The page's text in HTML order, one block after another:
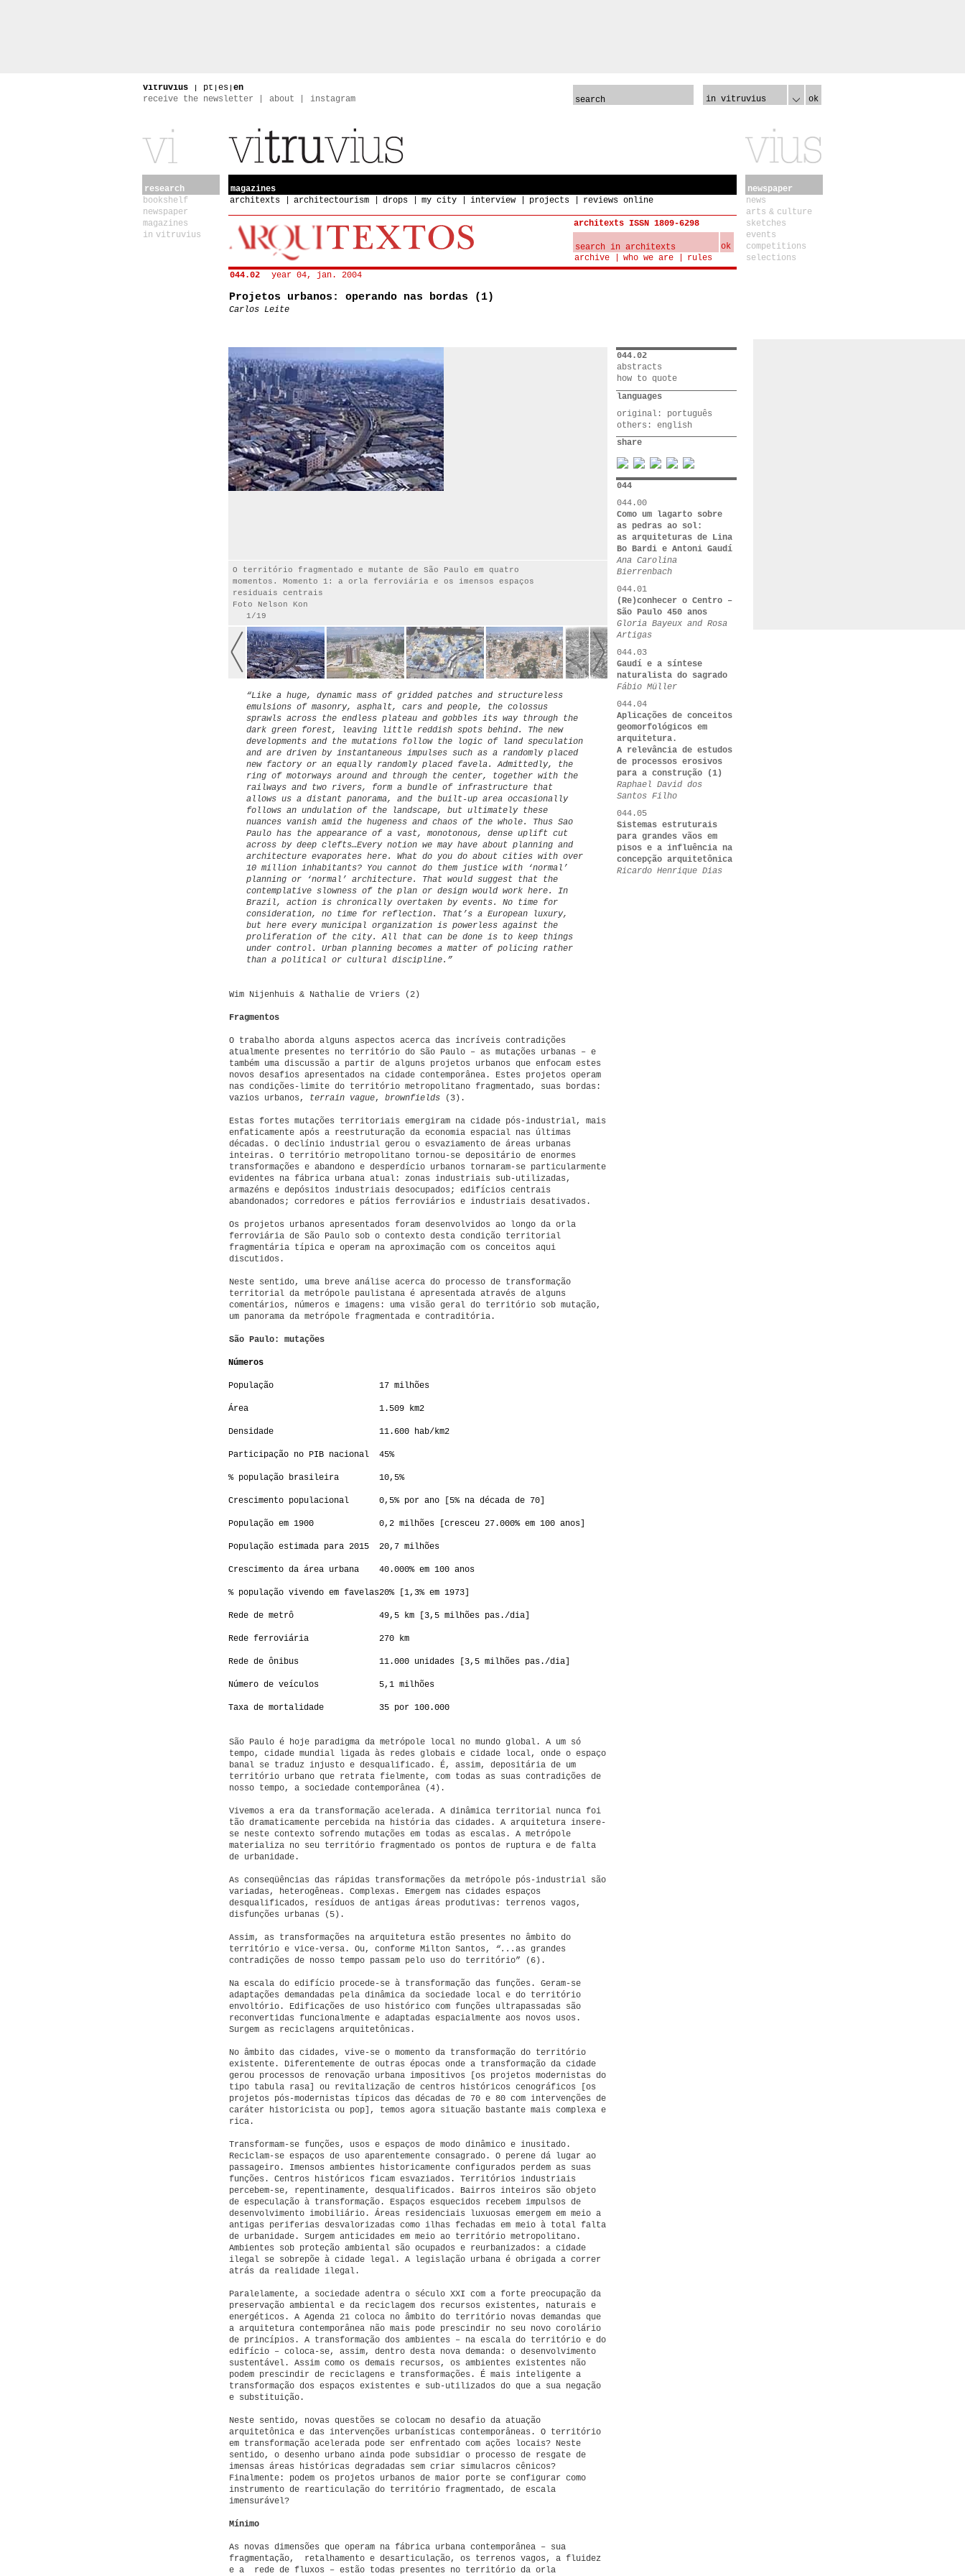
vitruvius | pt | es | en
receive the newsletter
about instagram in vitruvius ok
research
bookshelf
newspaper
magazines
in vitruvius
magazines
architexts
architectourism drops my city interview projects reviews online
architexts ISSN 1809-6298
ok
archive
who we are
rules
044.02
year 04, jan. 2004
Projetos urbanos: operando nas bordas (1)
Carlos Leite
O território fragmentado e mutante de São Paulo em quatro
momentos. Momento 1: a orla ferroviária e os imensos espaços
residuais centrais
Foto Nelson Kon
1/19
“Like a huge, dynamic mass of gridded patches and structureless
emulsions of masonry, asphalt, cars and people, the colossus
sprawls across the endless plateau and gobbles its way through the
dark green forest, leaving little reddish spots behind. The new
developments and the mutations follow the logic of land speculation
and are driven by instantaneous impulses such as a randomly placed
new factory or an equally randomly placed favela. Admittedly, the
ring of motorways around and through the center, together with the
railways and two rivers, form a bundle of infrastructure that
allows us a distant panorama, and the built-up area occasionally
follows an undulation of the landscape, but ultimately these
nuances vanish amid the hugeness and chaos of the whole. Thus Sao
Paulo has the appearance of a vast, monotonous, dense uplift cut
across by deep clefts…Every notion we may have about planning and
architecture evaporates here. What do you do about cities with over
10 million inhabitants? You cannot do them justice with ‘normal’
planning or ‘normal’ architecture. That would suggest that the
contemplative slowness of the plan or design would work here. In
Brazil, action is chronically overtaken by events. No time for
consideration, no time for reflection. That’s a European luxury,
but here every municipal organization is powerless against the
proliferation of the city. All that can be done is to keep things
under control. Urban planning becomes a matter of policing rather
than a political or cultural discipline.”
Wim Nijenhuis & Nathalie de Vriers (2)
Fragmentos
O trabalho aborda alguns aspectos acerca das incríveis contradições
atualmente presentes no território do São Paulo – as mutações urbanas – e
também uma discussão a partir de alguns projetos urbanos que enfocam estes
novos desafios apresentados na cidade contemporânea. Estes projetos operam
nas condições-limite do território metropolitano fragmentado, suas bordas:
vazios urbanos, terrain vague, brownfields (3).
Estas fortes mutações territoriais emergiram na cidade pós-industrial, mais
enfaticamente após a reestruturação da economia espacial nas últimas
décadas. O declínio industrial gerou o esvaziamento de áreas urbanas
inteiras. O território metropolitano tornou-se depositário de enormes
transformações e abandono e desperdício urbanos tornaram-se particularmente
evidentes na fábrica urbana atual: zonas industriais sub-utilizadas,
armazéns e depósitos industriais desocupados; edifícios centrais
abandonados; corredores e pátios ferroviários e industriais desativados.
Os projetos urbanos apresentados foram desenvolvidos ao longo da orla
ferroviária de São Paulo sob o contexto desta condição territorial
fragmentária típica e operam na aproximação com os conceitos aqui
discutidos.
Neste sentido, uma breve análise acerca do processo de transformação
territorial da metrópole paulistana é apresentada através de alguns
comentários, números e imagens: uma visão geral do território sob mutação,
um panorama da metrópole fragmentada e contraditória.
São Paulo: mutações
Números
População 17 milhões
Área 1.509 km2
Densidade 11.600 hab/km2
Participação no PIB nacional 45%
% população brasileira 10,5%
Crescimento populacional 0,5% por ano [5% na década de 70]
População em 1900 0,2 milhões [cresceu 27.000% em 100 anos]
População estimada para 2015 20,7 milhões
Crescimento da área urbana 40.000% em 100 anos
% população vivendo em favelas20% [1,3% em 1973]
Rede de metrô 49,5 km [3,5 milhões pas./dia]
Rede ferroviária 270 km
Rede de ônibus 11.000 unidades [3,5 milhões pas./dia]
Número de veículos 5,1 milhões
Taxa de mortalidade 35 por 100.000
São Paulo é hoje paradigma da metrópole local no mundo global. A um só
tempo, cidade mundial ligada às redes globais e cidade local, onde o espaço
banal se traduz injusto e desqualificado. É, assim, depositária de um
território urbano que retrata fielmente, com todas as suas contradições de
nosso tempo, a sociedade contemporânea (4).
Vivemos a era da transformação acelerada. A dinâmica territorial nunca foi
tão dramaticamente percebida na história das cidades. A arquitetura insere-
se neste contexto sofrendo mutações em todas as escalas. A metrópole
materializa no seu território fragmentado os pontos de ruptura e de falta
de urbanidade.
As conseqüências das rápidas transformações da metrópole pós-industrial são
variadas, heterogêneas. Complexas. Emergem nas cidades espaços
desqualificados, resíduos de antigas áreas produtivas: terrenos vagos,
disfunções urbanas (5).
Assim, as transformações na arquitetura estão presentes no âmbito do
território e vice-versa. Ou, conforme Milton Santos, “... as grandes
contradições de nosso tempo passam pelo uso do território” (6).
Na escala do edifício procede-se à transformação das funções. Geram-se
adaptações demandadas pela dinâmica da sociedade local e do território
envoltório. Edificações de uso histórico com funções ultrapassadas são
reconvertidas funcionalmente e adaptadas espacialmente aos novos usos.
Surgem as reciclagens arquitetônicas.
No âmbito das cidades, vive-se o momento da transformação do território
existente. Diferentemente de outras épocas onde a transformação da cidade
gerou processos de renovação urbana impositivos [os projetos modernistas do
tipo tabula rasa] ou revitalização de centros históricos cenográficos [os
projetos pós-modernistas típicos das décadas de 70 e 80 com intervenções de
caráter historicista ou pop], temos agora situação bastante mais complexa e
rica.
Transformam-se funções, usos e espaços de modo dinâmico e inusitado.
Reciclam-se espaços de uso aparentemente consagrado. O perene dá lugar ao
passageiro. Imensos ambientes historicamente configurados perdem as suas
funções. Centros históricos ficam esvaziados. Territórios industriais
percebem-se, repentinamente, desqualificados. Bairros inteiros são objeto
de especulação à transformação. Espaços esquecidos recebem impulsos de
desenvolvimento imobiliário. Áreas residenciais luxuosas emergem em meio a
antigas periferias desvalorizadas como ilhas fechadas em meio à total falta
de urbanidade. Surgem anticidades em meio ao território metropolitano.
Ambientes sob proteção ambiental são ocupados e reurbanizados: a cidade
ilegal se sobrepõe à cidade legal. A legislação urbana é obrigada a correr
atrás da realidade ilegal.
Paralelamente, a sociedade adentra o século XXI com a forte preocupação da
preservação ambiental e da reciclagem dos recursos existentes, naturais e
energéticos. A Agenda 21 coloca no âmbito do território novas demandas que
a arquitetura contemporânea não mais pode prescindir no seu novo corolário
de princípios. A transformação dos ambientes – na escala do território e do
edifício – coloca-se, assim, dentro desta nova demanda: o desenvolvimento
sustentável. Assim como os demais recursos, os ambientes existentes não
podem prescindir de reciclagens e transformações. É mais inteligente a
transformação dos espaços existentes e sub-utilizados do que a sua negação
e substituição.
Neste sentido, novas questões se colocam no desafio da atuação
arquitetônica e das intervenções urbanísticas contemporâneas. O território
em transformação acelerada pode ser enfrentado com ações locais? Neste
sentido, o desenho urbano ainda pode subsidiar o processo de resgate de
imensas áreas históricas degradadas sem criar simulacros cênicos?
Finalmente: podem os projetos urbanos de maior porte se configurar como
instrumento de rearticulação do território fragmentado, de escala
imensurável?
Mínimo
As novas dimensões que operam na fábrica urbana contemporânea – sua
fragmentação, retalhamento e desarticulação, os terrenos vagos, a fluidez
e a rede de fluxos – estão todas presentes no território da orla
044.02
abstracts
how to quote
languages
original: português
others: english
share
044
044.00
Como um lagarto sobre
as pedras ao sol:
as arquiteturas de Lina
Bo Bardi e Antoni Gaudí
Ana Carolina
Bierrenbach
044.01
(Re)conhecer o Centro –
São Paulo 450 anos
Gloria Bayeux and Rosa
Artigas
044.03
Gaudí e a síntese
naturalista do sagrado
Fábio Müller
044.04
Aplicações de conceitos
geomorfológicos em
arquitetura.
A relevância de estudos
de processos erosivos
para a construção (1)
Raphael David dos
Santos Filho
044.05
Sistemas estruturais
para grandes vãos em
pisos e a influência na
concepção arquitetônica
Ricardo Henrique Dias
newspaper
news
arts & culture
sketches
events
competitions
selections